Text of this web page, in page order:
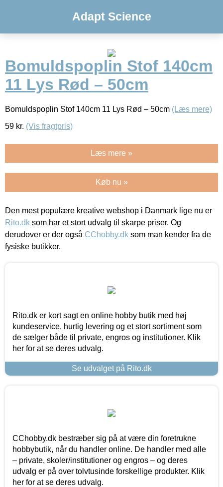
Adapt Science
Bomuldspoplin Stof 140cm
11 Lys Rød – 50cm
Bomuldspoplin Stof 140cm 11 Lys Rød – 50cm (Læs mere)
59 kr. (Vis fragtpris)
Læs mere »
Køb nu »
Den mest populære kreative webshop i Danmark lige nu er
Rito.dk som har et stort udvalg til skarpe priser. Og
derudover er der også CChobby.dk som man kender fra de
fysiske butikker.
Rito.dk er kort sagt en online hobby butik med høj
kundeservice, hurtig levering og et stort sortiment som
de sælger både til private, engros og institutioner. Klik
her for at se deres udvalg.
Se udvalget på Rito.dk
CChobby.dk bestræber sig på at være din foretrukne
hobbybutik, når du handler online. De handler med alle
– private, skoler/institutioner og engros – og deres
udvalg er på over tolvtusinde forskellige produkter. Klik
her for at se deres udvalg.